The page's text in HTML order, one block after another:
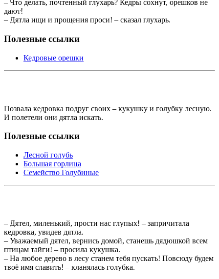
– Что делать, почтенный глухарь? Кедры сохнут, орешков не
дают!
– Дятла ищи и прощения проси! – сказал глухарь.
Полезные ссылки
Кедровые орешки
Позвала кедровка подруг своих – кукушку и голубку лесную.
И полетели они дятла искать.
Полезные ссылки
Лесной голубь
Большая горлица
Семейство Голубиные
– Дятел, миленький, прости нас глупых! – запричитала
кедровка, увидев дятла.
– Уважаемый дятел, вернись домой, станешь дядюшкой всем
птицам тайги! – просила кукушка.
– На любое дерево в лесу станем тебя пускать! Повсюду будем
твоё имя славить! – кланялась голубка.